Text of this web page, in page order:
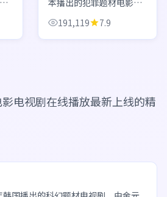
旬、广濑铃、上野树里等
主演。画面与配乐极具日
191,119 7.9
影电视剧在线播放最新上线的精